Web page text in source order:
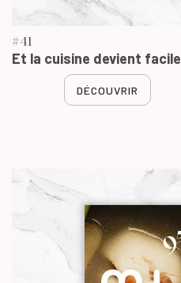
#41
Et la cuisine devient facile
DÉCOUVRIR